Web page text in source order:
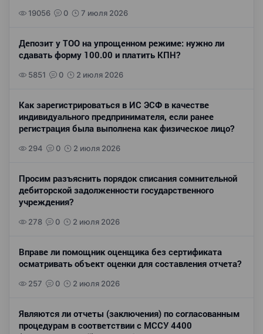
19056 0 7 июля 2026
Депозит у ТОО на упрощенном режиме: нужно ли
сдавать форму 100.00 и платить КПН?
5851 0 2 июля 2026
Как зарегистрироваться в ИС ЭСФ в качестве
индивидуального предпринимателя, если ранее
регистрация была выполнена как физическое лицо?
294 0 2 июля 2026
Просим разъяснить порядок списания сомнительной
дебиторской задолженности государственного
учреждения?
278 0 2 июля 2026
Вправе ли помощник оценщика без сертификата
осматривать объект оценки для составления отчета?
257 0 2 июля 2026
Являются ли отчеты (заключения) по согласованным
процедурам в соответствии с МССУ 4400